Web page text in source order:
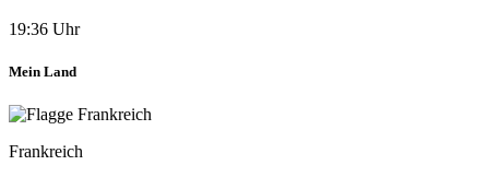
19:36 Uhr
Mein Land
Frankreich